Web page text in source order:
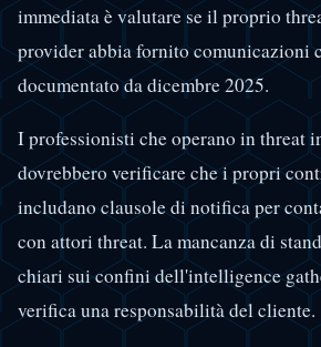
immediata è valutare se il proprio
provider abbia fornito comunicazioni
documentato da dicembre 2025.
I professionisti che operano in threat
dovrebbero verificare che i propri
includano clausole di notifica per
con attori threat. La mancanza di
chiari sui confini dell'intelligence
verifica una responsabilità del cliente.